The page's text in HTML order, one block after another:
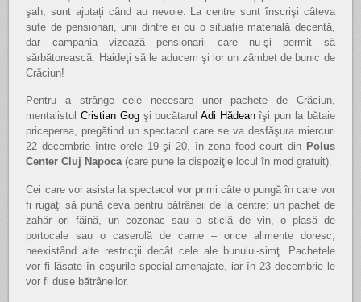
şah, sunt ajutați când au nevoie. La centre sunt înscrişi câteva
sute de pensionari, unii dintre ei cu o situație materială decentă,
dar campania vizează pensionarii care nu-şi permit să
sărbătorească. Haideţi să le aducem şi lor un zâmbet de bunic de
Crăciun!
Pentru a strânge cele necesare unor pachete de Crăciun,
mentalistulCristian Gogşi bucătarulAdi Hădeanîşi pun la bătaie
priceperea, pregătind un spectacol care se va desfăşura miercuri
22 decembrie între orele 19 şi 20, în zona food court din Polus
Center Cluj Napoca(care pune la dispoziţie locul în mod gratuit).
Cei care vor asista la spectacol vor primi câte o pungă în care vor
fi rugaţi să pună ceva pentru bătrâneii de la centre: un pachet de
zahăr ori făină, un cozonac sau o sticlă de vin, o plasă de
portocale sau o caserolă de carne – orice alimente doresc,
neexistând alte restricţii decât cele ale bunului-simţ. Pachetele
vor fi lăsate în coşurile special amenajate, iar în 23 decembrie le
vor fi duse bătrâneilor.